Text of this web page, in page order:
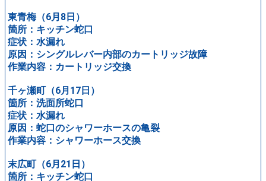
東青梅（6月8日）
箇所：キッチン蛇口
症状：水漏れ
原因：シングルレバー内部のカートリッジ故障
作業内容：カートリッジ交換
千ヶ瀬町（6月17日）
箇所：洗面所蛇口
症状：水漏れ
原因：蛇口のシャワーホースの亀裂
作業内容：シャワーホース交換
末広町（6月21日）
箇所：キッチン蛇口